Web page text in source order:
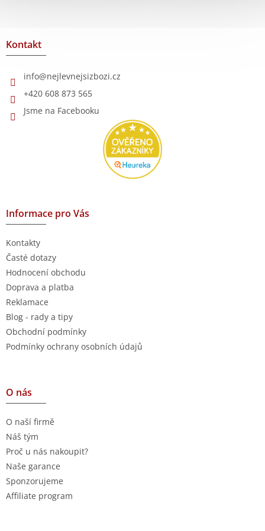
Z
Kontakt
info@nejlevnejsizbozi.cz
+420 608 873 565
Jsme na Facebooku
Informace pro Vás
Kontakty
Časté dotazy
Hodnocení obchodu
Doprava a platba
Reklamace
Blog - rady a tipy
Obchodní podmínky
Podmínky ochrany osobních údajů
O nás
O naší firmě
Náš tým
Proč u nás nakoupit?
Naše garance
Sponzorujeme
Affiliate program